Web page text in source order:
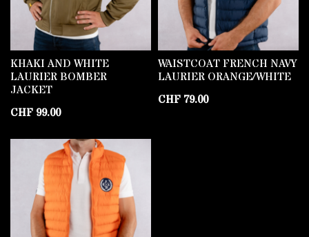
KHAKI AND WHITE
LAURIER BOMBER
JACKET
CHF 99.00
WAISTCOAT FRENCH NAVY
LAURIER ORANGE/WHITE
CHF 79.00